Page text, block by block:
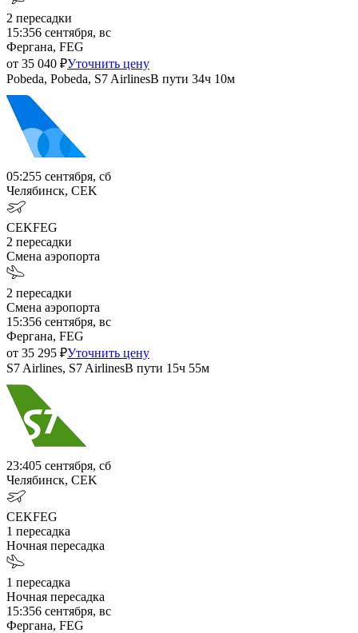
2 пересадки
15:356 сентября, вс
Фергана, FEG
от 35 040 ₽Уточнить цену
Pobeda, Pobeda, S7 AirlinesВ пути 34ч 10м
05:255 сентября, сб
Челябинск, CEK
CEKFEG
2 пересадки
Смена аэропорта
2 пересадки
Смена аэропорта
15:356 сентября, вс
Фергана, FEG
от 35 295 ₽Уточнить цену
S7 Airlines, S7 AirlinesВ пути 15ч 55м
23:405 сентября, сб
Челябинск, CEK
CEKFEG
1 пересадка
Ночная пересадка
1 пересадка
Ночная пересадка
15:356 сентября, вс
Фергана, FEG